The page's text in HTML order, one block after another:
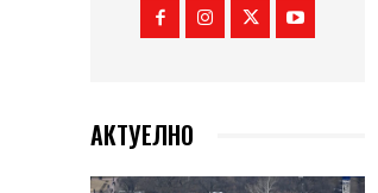
АКТУЕЛНО